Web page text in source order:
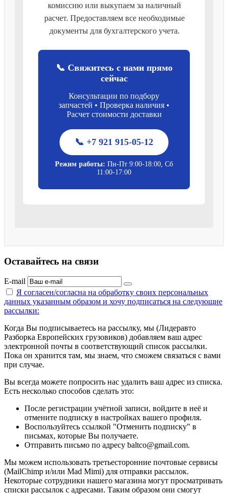
комиссию или выкупаем за наличный
расчет. Предоставляем все необходимые
документы для бухгалтерского учета.
📞 Свяжитесь с нами прямо
сейчас
Консультации по подбору
запчастей • Проверка наличия •
Расчет стоимости доставки
📞 +7 921 915-05-12
Режим работы: Пн-Пт 9:00-18:00, Сб
11:00-17:00
Оставайтесь на связи
E-mail
Я согласен/согласна на обработку своих персональных
данных указанным образом и хочу подписаться на следующие
рассылки:
Когда Вы подписываетесь на рассылку, мы (Лидеравто
Разборка Европейских грузовиков) добавляем ваш адрес
электронной почты в соответствующий список рассылки.
Пока он хранится там, мы знаем, что сможем связаться с вами
при случае.
Вы всегда можете попросить нас удалить ваш адрес из списка.
Есть несколько способов сделать это:
После регистрации учётной записи, войдите в неё и
отмените подписку в настройках вашего профиля.
Воспользуйтесь ссылкой "Отменить подписку" в
письмах, которые Вы получаете.
Отправить письмо по адресу baltco@gmail.com.
Мы можем использовать третьесторонние почтовые сервисы
(MailChimp и/или Mad Mimi) для отправки рассылок.
Некоторые сотрудники нашего магазина могут просматривать
списки рассылок с адресами. Таким образом они смогут